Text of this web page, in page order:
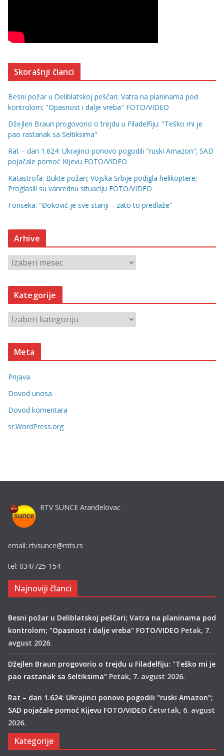
Skorašnji članci
Besni požar u Deliblatskoj peščari; Vatra na planinama pod
kontrolom; "Opasnost i dalje vreba" FOTO/VIDEO
Džejlen Braun progovorio o trejdu u Filadelfiju: "Teško mi je
pao rastanak sa Seltiksima"
Rat – dan 1.624: Ukrajinci ponovo pogodili "ruski Amazon"; SAD
pojačale pomoć Kijevu FOTO/VIDEO
Katastrofa: Bukte požari; Vojska Srbije podigla helikoptere;
Proglasili su vanrednu situaciju FOTO/VIDEO
Fonseka: "Đoković je sve stariji – zato to predlaže"
Arhive
h
v
Kategorije
t
o
r
i
e
Meta
Prijava
Dovod unosa
Dovod komentara
sr.WordPress.org
RTV SUNCE Aranđelovac
email: rtvsunce@mts.rs
tel: 034/725-154
Najnoviji članci
Besni požar u Deliblatskoj peščari; Vatra na planinama pod
kontrolom; "Opasnost i dalje vreba" FOTO/VIDEO Petak, 7.
avgust 2026.
Džejlen Braun progovorio o trejdu u Filadelfiju: "Teško mi je
pao rastanak sa Seltiksima" Petak, 7. avgust 2026.
Rat – dan 1.624: Ukrajinci ponovo pogodili "ruski Amazon";
SAD pojačale pomoć Kijevu FOTO/VIDEO Četvrtak, 6. avgust
2026.
Kategorije